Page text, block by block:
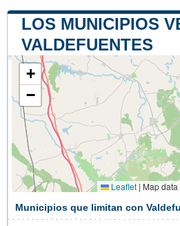
LOS MUNICIPIOS
VALDEFUENTES
+
−
Leaflet | Map
Municipios que limitan con